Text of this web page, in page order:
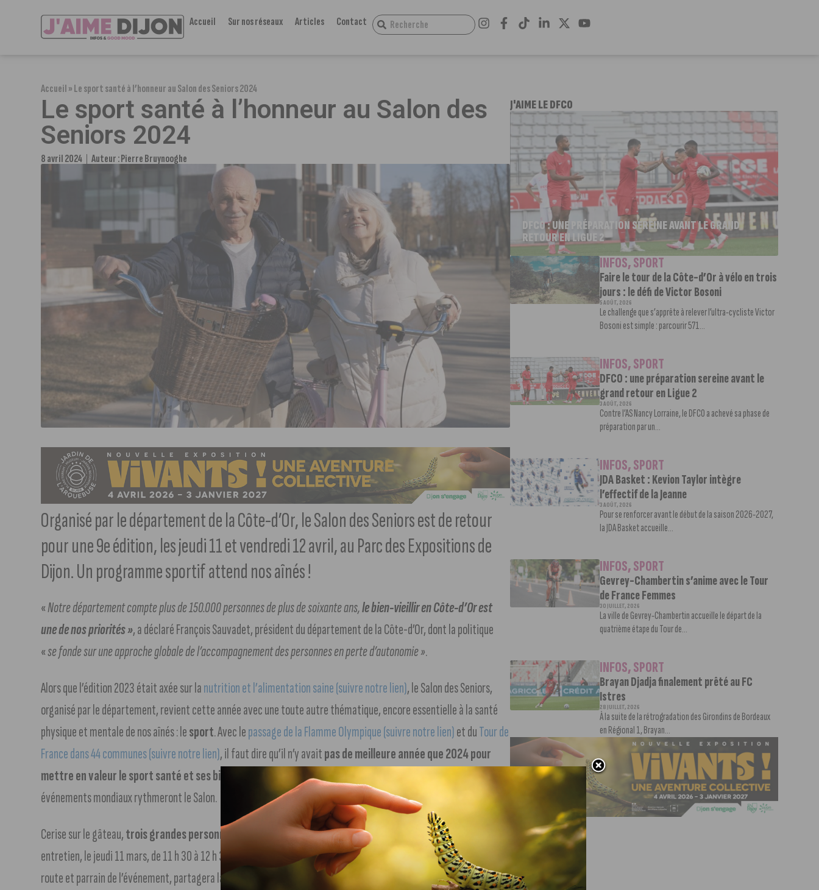
Accueil Sur nos réseaux Articles Contact
Accueil»Le sport santé à l’honneur au Salon des Seniors 2024
Le sport santé à l’honneur au Salon des
Seniors 2024
8 avril 2024 Auteur :Pierre Bruynooghe
Organisé par le département de la Côte-d’Or, le Salon des Seniors est de retour
pour une 9e édition, les jeudi 11 et vendredi 12 avril, au Parc des Expositions de
Dijon. Un programme sportif attend nos aînés !
«Notre département compte plus de 150.000 personnes de plus de soixante ans,le bien-vieillir en Côte-d’Or est
une de nos priorités », a déclaré François Sauvadet, président du département de la Côte-d’Or, dont la politique
«se fonde sur une approche globale de l’accompagnement des personnes en perte d’autonomie ».
Alors que l’édition 2023 était axée sur lanutrition et l’alimentation saine (suivre notre lien), le Salon des Seniors,
organisé par le département, revient cette année avec une toute autre thématique, encore essentielle à la santé
physique et mentale de nos aînés : lesport. Avec lepassage de la Flamme Olympique (suivre notre lien)et duTour de
France dans 44 communes (suivre notre lien), il faut dire qu’il n’y avaitpas de meilleure année que 2024 pour
mettre en valeur le sport santé et ses bienfaits
. D’ailleurs, plusieurs temps forts consacrés à ces deux
événements mondiaux rythmeront le Salon.
Cerise sur le gâteau,trois grandes personnalités du monde du cyclisme seront présentes. Après un premier
entretien, le jeudi 11 mars, de 11 h 30 à 12 h 30,Laurent Jalabert, quatre fois numéro 1 mondial de cyclisme sur
route et parrain de l’événement, partagera la scène au Parc des Expositions avec
Christian Prudhommeet
J'AIME LE DFCO
DFCO : UNE PRÉPARATION SEREINE AVANT LE GRAND
RETOUR EN LIGUE 2
INFOS,SPORT
Faire le tour de la Côte-d’Or à vélo en trois
jours : le défi de Victor Bosoni
5 AOÛT, 2026
Le challenge que s’apprête à relever l’ultra-cycliste Victor
Bosoni est simple : parcourir 571...
INFOS,SPORT
DFCO : une préparation sereine avant le
grand retour en Ligue 2
3 AOÛT, 2026
Contre l’AS Nancy Lorraine, le DFCO a achevé sa phase de
préparation par un...
INFOS,SPORT
JDA Basket : Kevion Taylor intègre
l’effectif de la Jeanne
3 AOÛT, 2026
Pour se renforcer avant le début de la saison 2026-2027,
la JDA Basket accueille...
INFOS,SPORT
Gevrey-Chambertin s’anime avec le Tour
de France Femmes
30 JUILLET, 2026
La ville de Gevrey-Chambertin accueille le départ de la
quatrième étape du Tour de...
INFOS,SPORT
Brayan Djadja finalement prêté au FC
Istres
28 JUILLET, 2026
À la suite de la rétrogradation des Girondins de Bordeaux
en Régional 1, Brayan...